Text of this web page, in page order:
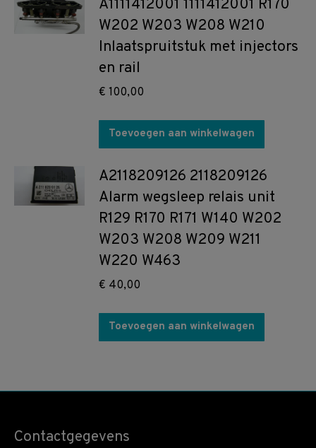
A1111412001 1111412001 R170
W202 W203 W208 W210
Inlaatspruitstuk met injectors
en rail
€ 100,00
Toevoegen aan winkelwagen
A2118209126 2118209126
Alarm wegsleep relais unit
R129 R170 R171 W140 W202
W203 W208 W209 W211
W220 W463
€ 40,00
Toevoegen aan winkelwagen
Contactgegevens